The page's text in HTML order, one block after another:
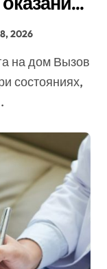
и
2026
состояниях,